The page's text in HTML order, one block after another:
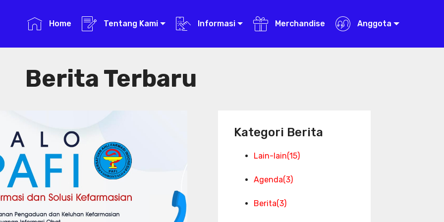
Home Tentang Kami Informasi Merchandise Anggota
Berita Terbaru
Kategori Berita
Lain-lain(15)
Agenda(3)
Berita(3)